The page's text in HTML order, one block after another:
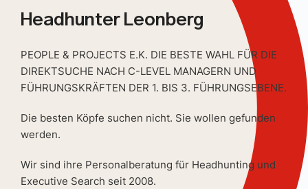
Headhunter Leonberg
PEOPLE & PROJECTS E.K. DIE BESTE WAHL FÜR DIE
DIREKTSUCHE NACH C-LEVEL MANAGERN UND
FÜHRUNGSKRÄFTEN DER 1. BIS 3. FÜHRUNGSEBENE.
Die besten Köpfe suchen nicht. Sie wollen gefunden
werden.
Wir sind ihre Personalberatung für Headhunting und
Executive Search seit 2008.